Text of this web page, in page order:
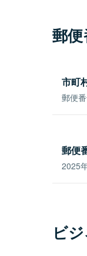
郵
市町
郵便
郵便
2025
ビ